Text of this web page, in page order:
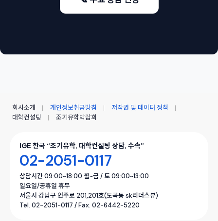
IGE 한국 “조기유학, 대학컨설팅 상담, 수속”
02-2051-0117
상담시간 09:00~18:00 월~금 / 토 09:00~13:00
일요일/공휴일 휴무
서울시 강남구 언주로 201,201호(도곡동 sk리더스뷰)
Tel. 02-2051-0117 / Fax. 02-6442-5220
회사소개 개인정보취급방침
저작권 및 데이터 정책
대학컨설팅
조기유학박람회